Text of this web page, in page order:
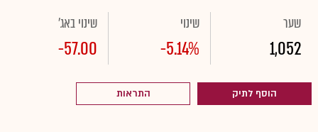
שער
1,052
שינוי
-5.14%
שינוי באג'
-57.00
הוסף לתיק התראות